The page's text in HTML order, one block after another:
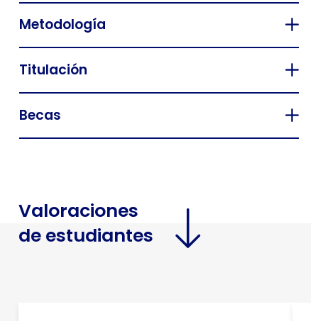
Metodología
Titulación
Becas
Valoraciones
de estudiantes